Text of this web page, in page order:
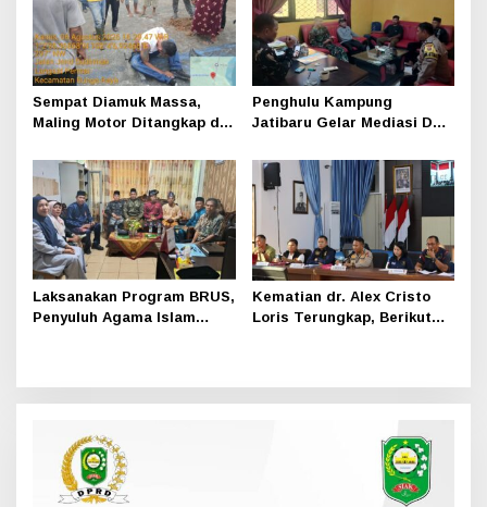
Sempat Diamuk Massa,
Maling Motor Ditangkap di
Penghulu Kampung
Jatibaru Gelar Mediasi Dua
Pihak Tak Hadir
Laksanakan Program BRUS,
Penyuluh Agama Islam
Kematian dr. Alex Cristo
Loris Terungkap, Berikut